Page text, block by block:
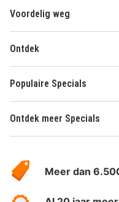
Voordelig weg
Ontdek
Populaire Specials
Ontdek meer Specials
HotelSpecials
Meer dan